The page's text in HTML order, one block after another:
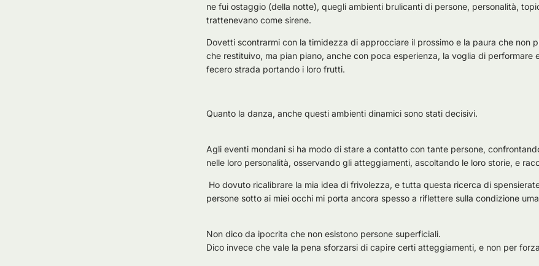
ne fui ostaggio (della notte), quegli ambienti brulicanti di persone, personalità,
trattenevano come sirene.
Dovetti scontrarmi con la timidezza di approcciare il prossimo e la paura che non
che restituivo, ma pian piano, anche con poca esperienza, la voglia di performare
fecero strada portando i loro frutti.
Quanto la danza, anche questi ambienti dinamici sono stati decisivi.
Agli eventi mondani si ha modo di stare a contatto con tante persone,
nelle loro personalità, osservando gli atteggiamenti, ascoltando le loro storie, e
Ho dovuto ricalibrare la mia idea di frivolezza, e tutta questa ricerca di
persone sotto ai miei occhi mi porta ancora spesso a riflettere sulla condizione
Non dico da ipocrita che non esistono persone superficiali.
Dico invece che vale la pena sforzarsi di capire certi atteggiamenti, e non per